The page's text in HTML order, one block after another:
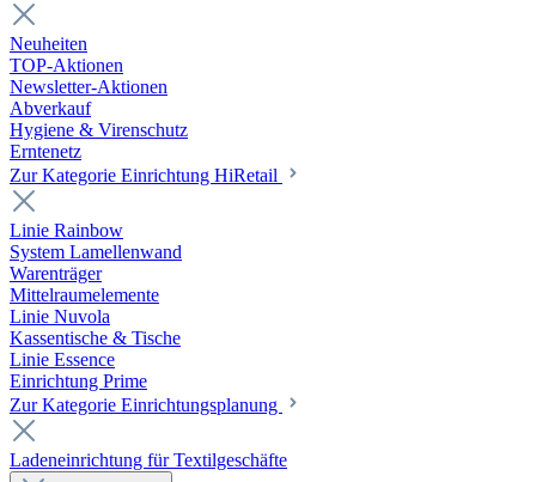
Neuheiten
TOP-Aktionen
Newsletter-Aktionen
Abverkauf
Hygiene & Virenschutz
Erntenetz
Zur Kategorie Einrichtung HiRetail
Linie Rainbow
System Lamellenwand
Warenträger
Mittelraumelemente
Linie Nuvola
Kassentische & Tische
Linie Essence
Einrichtung Prime
Zur Kategorie Einrichtungsplanung
Ladeneinrichtung für Textilgeschäfte